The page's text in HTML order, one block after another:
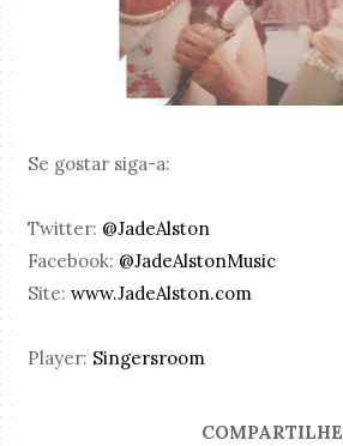
Se gostar siga-a:
Twitter: @JadeAlston
Facebook: @JadeAlstonMusic
Site:www.JadeAlston.com
Player: Singersroom
COMPARTILHE